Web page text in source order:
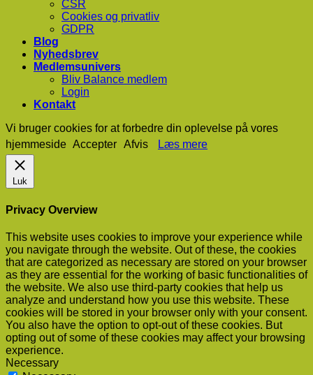
CSR
Cookies og privatliv
GDPR
Blog
Nyhedsbrev
Medlemsunivers
Bliv Balance medlem
Login
Kontakt
Vi bruger cookies for at forbedre din oplevelse på vores
hjemmeside Accepter Afvis Læs mere
Luk
Privacy Overview
This website uses cookies to improve your experience while
you navigate through the website. Out of these, the cookies
that are categorized as necessary are stored on your browser
as they are essential for the working of basic functionalities of
the website. We also use third-party cookies that help us
analyze and understand how you use this website. These
cookies will be stored in your browser only with your consent.
You also have the option to opt-out of these cookies. But
opting out of some of these cookies may affect your browsing
experience.
Necessary